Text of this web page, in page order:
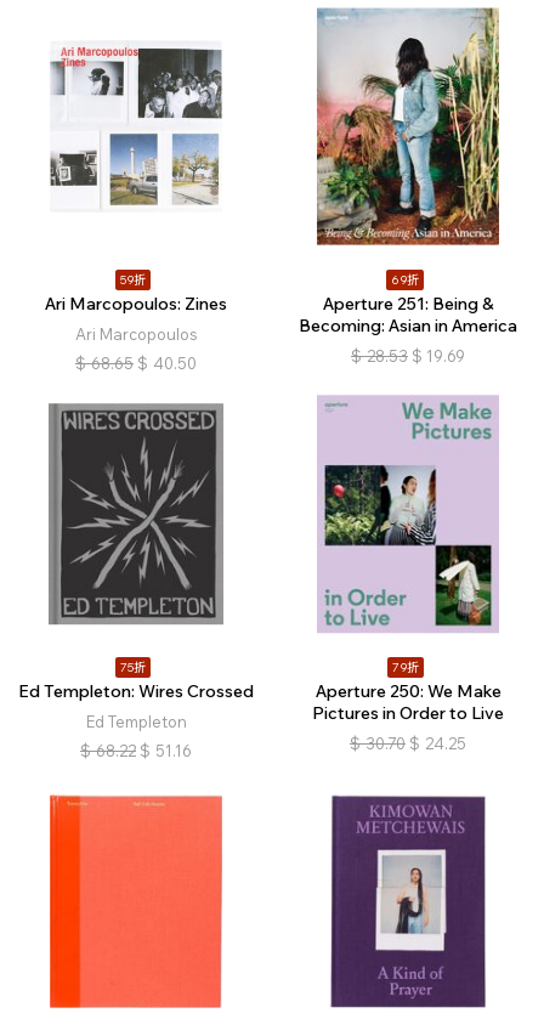
59折
Ari Marcopoulos: Zines
Ari Marcopoulos
$ 68.65 $ 40.50
69折
Aperture 251: Being &
Becoming: Asian in America
$ 28.53 $ 19.69
75折
Ed Templeton: Wires Crossed
Ed Templeton
$ 68.22 $ 51.16
79折
Aperture 250: We Make
Pictures in Order to Live
$ 30.70 $ 24.25